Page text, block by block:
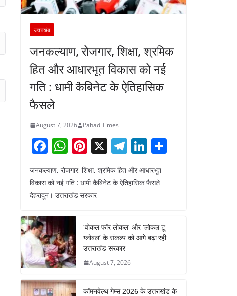
उत्तराखंड
जनकल्याण, रोजगार, शिक्षा, श्रमिक
हित और आधारभूत विकास को नई
गति : धामी कैबिनेट के ऐतिहासिक
फैसले
August 7, 2026 Pahad Times
F
c
e
o
o
k
W
at
s
p
Pi
er
e
X T
el
e
m
Li
k
n
जनकल्याण, रोजगार, शिक्षा, श्रमिक हित और आधारभूत
विकास को नई गति : धामी कैबिनेट के ऐतिहासिक फैसले
देहरादून। उत्तराखंड सरकार
‘वोकल फॉर लोकल’ और ‘लोकल टू
ग्लोबल’ के संकल्प को आगे बढ़ा रही
उत्तराखंड सरकार
August 7, 2026
कॉमनवेल्थ गेम्स 2026 के उत्तराखंड के